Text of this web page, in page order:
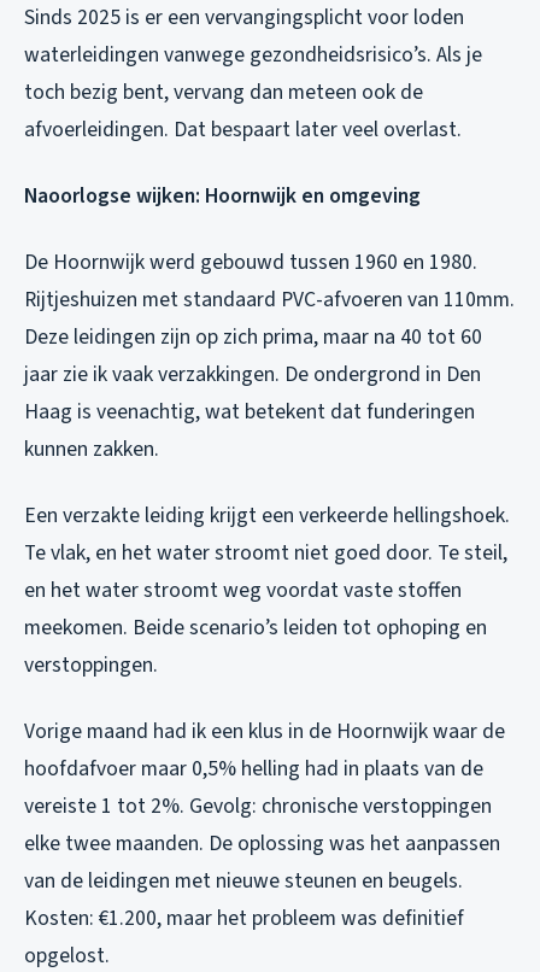
Sinds 2025 is er een vervangingsplicht voor loden
waterleidingen vanwege gezondheidsrisico’s. Als je
toch bezig bent, vervang dan meteen ook de
afvoerleidingen. Dat bespaart later veel overlast.
Naoorlogse wijken: Hoornwijk en omgeving
De Hoornwijk werd gebouwd tussen 1960 en 1980.
Rijtjeshuizen met standaard PVC-afvoeren van 110mm.
Deze leidingen zijn op zich prima, maar na 40 tot 60
jaar zie ik vaak verzakkingen. De ondergrond in Den
Haag is veenachtig, wat betekent dat funderingen
kunnen zakken.
Een verzakte leiding krijgt een verkeerde hellingshoek.
Te vlak, en het water stroomt niet goed door. Te steil,
en het water stroomt weg voordat vaste stoffen
meekomen. Beide scenario’s leiden tot ophoping en
verstoppingen.
Vorige maand had ik een klus in de Hoornwijk waar de
hoofdafvoer maar 0,5% helling had in plaats van de
vereiste 1 tot 2%. Gevolg: chronische verstoppingen
elke twee maanden. De oplossing was het aanpassen
van de leidingen met nieuwe steunen en beugels.
Kosten: €1.200, maar het probleem was definitief
opgelost.